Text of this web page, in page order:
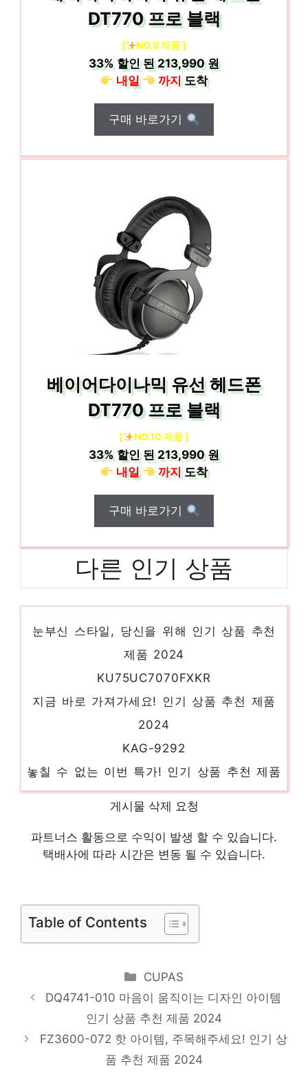
DT770 프로 블랙
[ NO.9 제품 ]
33%할인 된213,990 원
내일
까지도착
구매 바로가기
베이어다이나믹 유선 헤드폰
DT770 프로 블랙
[ NO.10 제품 ]
33%할인 된213,990 원
내일
까지도착
구매 바로가기
다른 인기 상품
J노카라숏코트JWCA720J
당신만의 독특한 스타일링 인기 상품 추천 제
품 2024
당신만을 위한 특별한 세트 인기 상품 추천
제품 2024
진정한 퀄리티를 느껴보세요! 인기 상품 추천
제품 2024
GNBM2PDP2
품절 위기! 빠르게 잡아라! 인기 상품 추천 제
품 2024
게시물 삭제 요청
파트너스 활동으로 수익이 발생 할 수 있습니다.
택배사에 따라 시간은 변동 될 수 있습니다.
Table of Contents
Categories
CUPAS
DQ4741-010 마음이 움직이는 디자인 아이템
인기 상품 추천 제품 2024
FZ3600-072 핫 아이템, 주목해주세요! 인기 상
품 추천 제품 2024